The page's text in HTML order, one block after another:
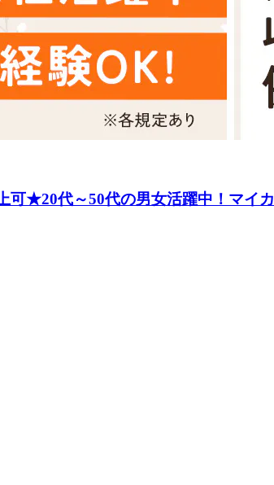
可★20代～50代の男女活躍中！マイ